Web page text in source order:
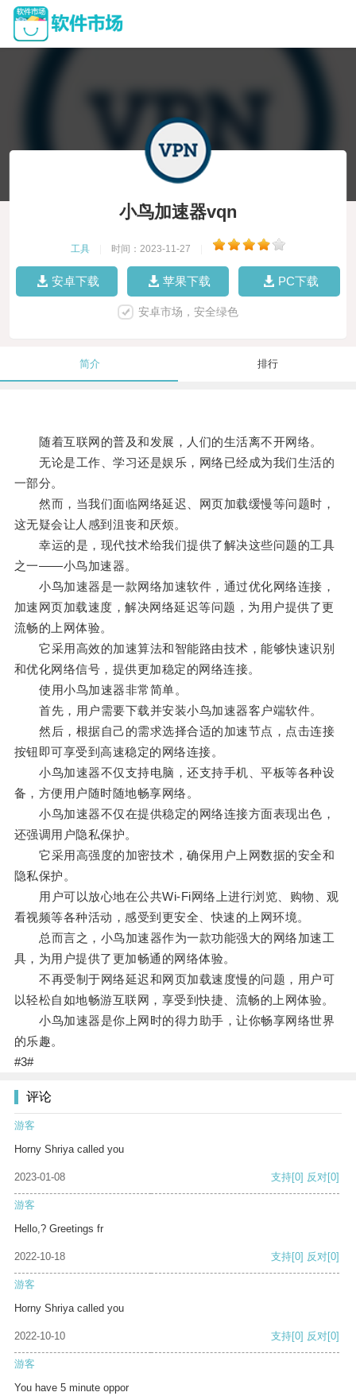
小鸟加速器vqn
工具 时间：2023-11-27
安卓下载 苹果下载 PC下载
安卓市场，安全绿色
简介 排行
随着互联网的普及和发展，人们的生活离不开网络。
无论是工作、学习还是娱乐，网络已经成为我们生活的
一部分。
然而，当我们面临网络延迟、网页加载缓慢等问题时，
这无疑会让人感到沮丧和厌烦。
幸运的是，现代技术给我们提供了解决这些问题的工具
之一——小鸟加速器。
小鸟加速器是一款网络加速软件，通过优化网络连接，
加速网页加载速度，解决网络延迟等问题，为用户提供了更
流畅的上网体验。
它采用高效的加速算法和智能路由技术，能够快速识别
和优化网络信号，提供更加稳定的网络连接。
使用小鸟加速器非常简单。
首先，用户需要下载并安装小鸟加速器客户端软件。
然后，根据自己的需求选择合适的加速节点，点击连接
按钮即可享受到高速稳定的网络连接。
小鸟加速器不仅支持电脑，还支持手机、平板等各种设
备，方便用户随时随地畅享网络。
小鸟加速器不仅在提供稳定的网络连接方面表现出色，
还强调用户隐私保护。
它采用高强度的加密技术，确保用户上网数据的安全和
隐私保护。
用户可以放心地在公共Wi-Fi网络上进行浏览、购物、观
看视频等各种活动，感受到更安全、快速的上网环境。
总而言之，小鸟加速器作为一款功能强大的网络加速工
具，为用户提供了更加畅通的网络体验。
不再受制于网络延迟和网页加载速度慢的问题，用户可
以轻松自如地畅游互联网，享受到快捷、流畅的上网体验。
小鸟加速器是你上网时的得力助手，让你畅享网络世界
的乐趣。
#3#
评论
游客
Horny Shriya called you
2023-01-08 支持[0] 反对[0]
游客
Hello,? Greetings fr
2022-10-18 支持[0] 反对[0]
游客
Horny Shriya called you
2022-10-10 支持[0] 反对[0]
游客
You have 5 minute oppor